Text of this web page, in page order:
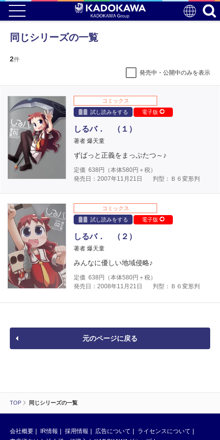
TOP 同じシリーズの一覧
同じシリーズの一覧
2件
発売中・公開中のみを表示
コミックス
試し読みをする
電子版
しるバ． （１）
著者 爆天童
ずばっと正義をまっぷたつ～♪
定価 638 円（本体580円＋税）
発売日：2007年11月21日
判型：Ｂ６変形判
コミックス
試し読みをする
電子版
しるバ． （２）
著者 爆天童
みんなに優しい地域侵略♪
定価 638 円（本体580円＋税）
発売日：2008年11月21日
判型：Ｂ６変形判
元のページに戻る
会社概要 IR情報 採用情報 広告について
ライセンスについて